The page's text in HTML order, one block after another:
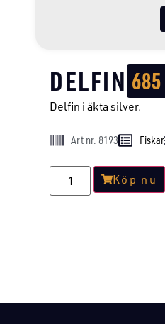
DELFIN 685
Delfin i äkta silver.
Art nr. 8193 Fiskar
Köp nu